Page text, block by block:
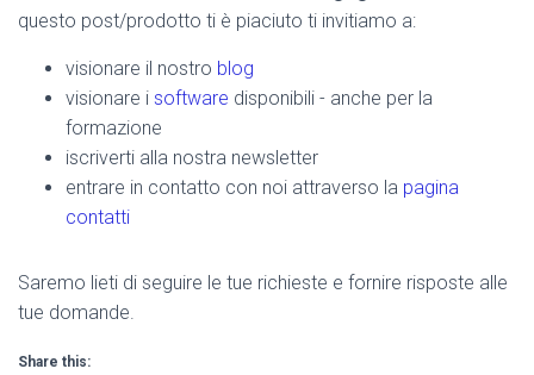
questo post/prodotto ti è piaciuto ti invitiamo a:
visionare il nostro blog
visionare i software disponibili - anche per la
formazione
iscriverti alla nostra newsletter
entrare in contatto con noi attraverso la pagina
contatti
Saremo lieti di seguire le tue richieste e fornire risposte alle
tue domande.
Share this: